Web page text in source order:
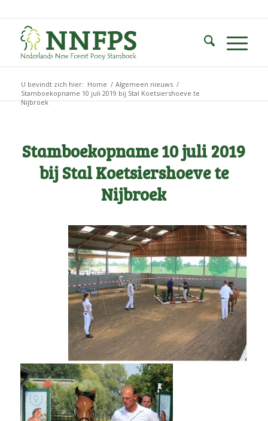
U bevindt zich hier: Home / Algemeen nieuws /
Stamboekopname 10 juli 2019 bij Stal Koetsiershoeve te
Nijbroek
Stamboekopname 10 juli 2019
bij Stal Koetsiershoeve te
Nijbroek